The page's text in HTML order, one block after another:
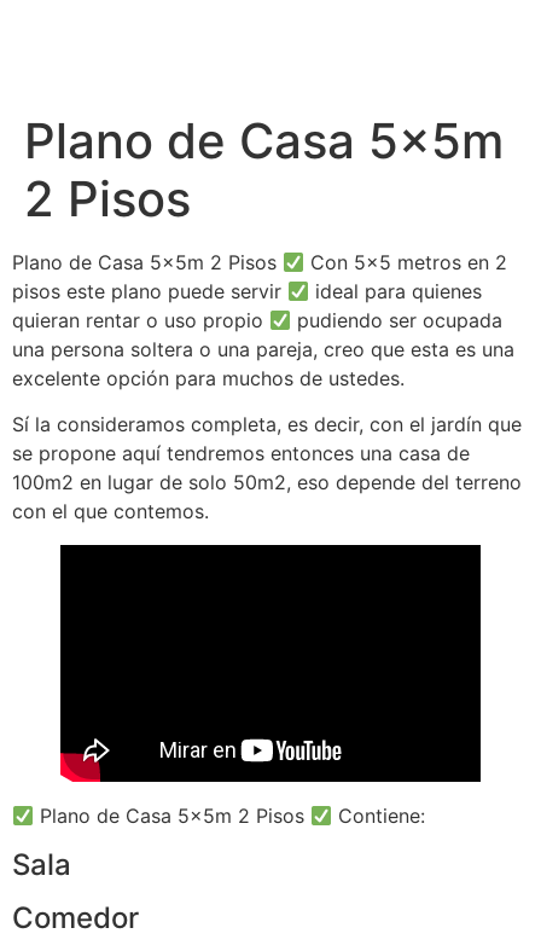
Plano de Casa 5x5m
2 Pisos
Plano de Casa 5x5m 2 Pisos
Con 5×5 metros en 2
pisos este plano puede servir
ideal para quienes
quieran rentar o uso propio
pudiendo ser ocupada
una persona soltera o una pareja, creo que esta es una
excelente opción para muchos de ustedes.
Sí la consideramos completa, es decir, con el jardín que
se propone aquí tendremos entonces una casa de
100m2 en lugar de solo 50m2, eso depende del terreno
con el que contemos.
Plano de Casa 5x5m 2 Pisos Contiene:
Sala
Comedor